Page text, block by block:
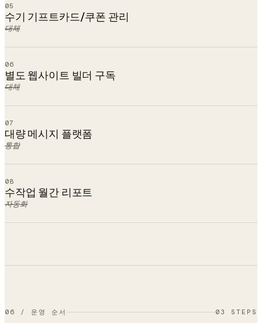
05
수기 기프트카드/쿠폰 관리
대체
06
별도 웹사이트 빌더 구독
대체
07
대량 메시지 플랫폼
통합
08
수작업 월간 리포트
자동화
06 / 운영 순서 03 STEPS